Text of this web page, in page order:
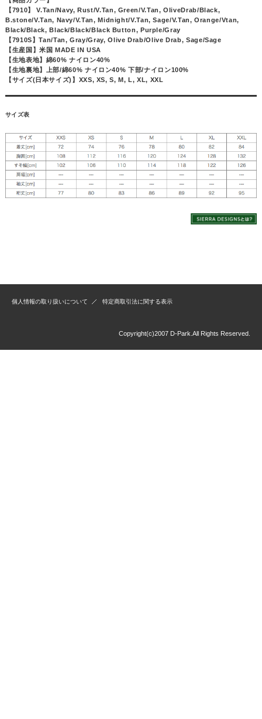
【7910】 V.Tan/Navy, Rust/V.Tan, Green/V.Tan, OliveDrab/Black,
B.stone/V.Tan, Navy/V.Tan, Midnight/V.Tan, Sage/V.Tan, Orange/Vtan,
Black/Black, Black/Black/Black Button, Purple/Gray
【7910S】Tan/Tan, Gray/Gray, Olive Drab/Olive Drab, Sage/Sage
【生産国】米国 MADE IN USA
【生地表地】綿60% ナイロン40%
【生地裏地】上部/綿60% ナイロン40% 下部/ナイロン100%
【サイズ(日本サイズ)】XXS, XS, S, M, L, XL, XXL
サイズ表
個人情報の取り扱いについて 特定商取引法に関する表示
Copyright(c)2007 D-Park.All Rights Reserved.